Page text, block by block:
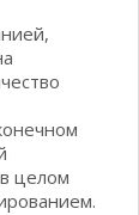
целом